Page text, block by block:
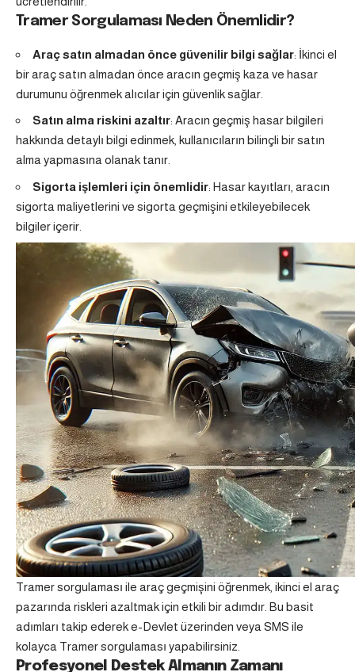
Tramer Sorgulaması Neden Önemlidir?
Araç satın almadan önce güvenilir bilgi sağlar: İkinci el
bir araç satın almadan önce aracın geçmiş kaza ve hasar
durumunu öğrenmek alıcılar için güvenlik sağlar.
Satın alma riskini azaltır: Aracın geçmiş hasar bilgileri
hakkında detaylı bilgi edinmek, kullanıcıların bilinçli bir satın
alma yapmasına olanak tanır.
Sigorta işlemleri için önemlidir: Hasar kayıtları, aracın
sigorta maliyetlerini ve sigorta geçmişini etkileyebilecek
bilgiler içerir.
Tramer sorgulaması ile araç geçmişini öğrenmek, ikinci el araç
pazarında riskleri azaltmak için etkili bir adımdır. Bu basit
adımları takip ederek e-Devlet üzerinden veya SMS ile
kolayca Tramer sorgulaması yapabilirsiniz.
Profesyonel Destek Almanın Zamanı